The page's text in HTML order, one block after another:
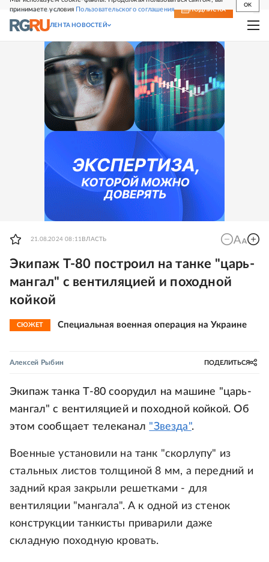
принимаете условия Пользовательского соглашения
OK
СВЕЖИЙ НОМЕР ПОДПИСКА
ЛЕНТА НОВОСТЕЙ
21.08.2024 08:11 ВЛАСТЬ
Экипаж Т-80 построил на танке "царь-
мангал" с вентиляцией и походной
койкой
СЮЖЕТ Специальная военная операция на Украине
Алексей Рыбин ПОДЕЛИТЬСЯ
Экипаж танка Т-80 соорудил на машине "царь-
мангал" с вентиляцией и походной койкой. Об
этом сообщает телеканал "Звезда".
Военные установили на танк "скорлупу" из
стальных листов толщиной 8 мм, а передний и
задний края закрыли решетками - для
вентиляции "мангала". А к одной из стенок
конструкции танкисты приварили даже
складную походную кровать.